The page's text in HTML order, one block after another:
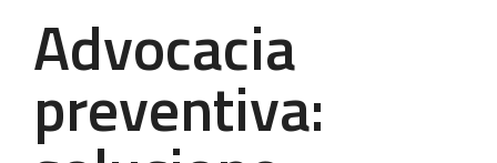
Advocacia
preventiva: